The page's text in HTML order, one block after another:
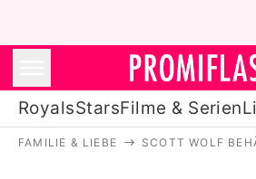
RoyalsStarsFilme & Serien
FAMILIE & LIEBE SCOTT WOLF